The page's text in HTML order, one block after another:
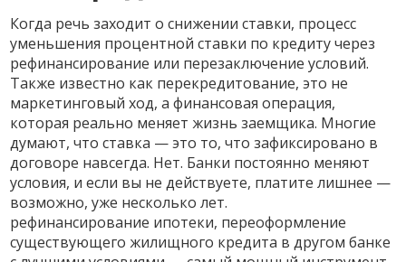
Когда речь заходит оснижении ставки, процесс
уменьшения процентной ставки по кредиту через
рефинансирование или перезаключение условий.
Также известно как перекредитование, это не
маркетинговый ход, а финансовая операция,
которая реально меняет жизнь заемщика. Многие
думают, что ставка — это то, что зафиксировано в
договоре навсегда. Нет. Банки постоянно меняют
условия, и если вы не действуете, платите лишнее —
возможно, уже несколько лет.
рефинансирование ипотеки, переоформление
существующего жилищного кредита в другом банке